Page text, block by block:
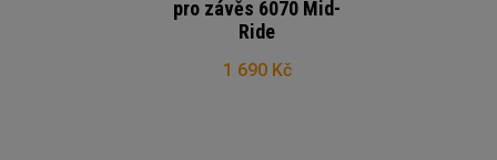
pro závěs 6070 Mid-
Ride
1 690 Kč